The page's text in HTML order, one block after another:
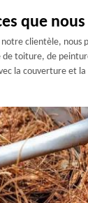
que
clientèle, nous
de toiture, de
la couverture et